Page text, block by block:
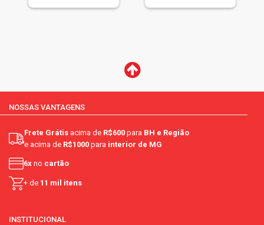
NOSSAS VANTAGENS
Frete Grátis acima de R$600 para BH e Região
e acima de R$1000 para interior de MG
6x no cartão
+ de 11 mil itens
INSTITUCIONAL